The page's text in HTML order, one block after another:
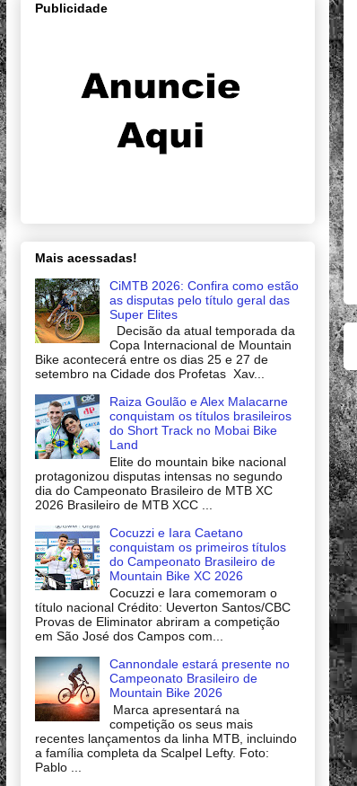
Publicidade
Mais acessadas!
CiMTB 2026: Confira como estão
as disputas pelo título geral das
Super Elites
Decisão da atual temporada da
Copa Internacional de Mountain
Bike acontecerá entre os dias 25 e 27 de
setembro na Cidade dos Profetas Xav...
Raiza Goulão e Alex Malacarne
conquistam os títulos brasileiros
do Short Track no Mobai Bike
Land
Elite do mountain bike nacional
protagonizou disputas intensas no segundo
dia do Campeonato Brasileiro de MTB XC
2026 Brasileiro de MTB XCC ...
Cocuzzi e Iara Caetano
conquistam os primeiros títulos
do Campeonato Brasileiro de
Mountain Bike XC 2026
Cocuzzi e Iara comemoram o
título nacional Crédito: Ueverton Santos/CBC
Provas de Eliminator abriram a competição
em São José dos Campos com...
Cannondale estará presente no
Campeonato Brasileiro de
Mountain Bike 2026
Marca apresentará na
competição os seus mais
recentes lançamentos da linha MTB, incluindo
a família completa da Scalpel Lefty. Foto:
Pablo ...